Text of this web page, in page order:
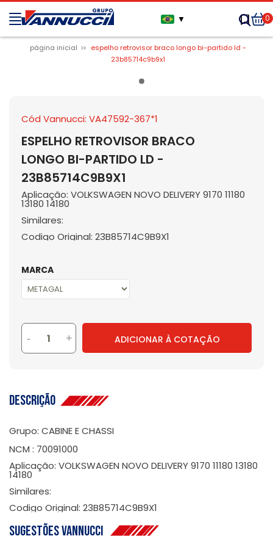
▼ 0
página inicial
espelho retrovisor braco longo bi-partido ld -
23b85714c9b9x1
Cód Vannucci: VA47592-367*1
ESPELHO RETROVISOR BRACO
LONGO BI-PARTIDO LD -
23B85714C9B9X1
Aplicação: VOLKSWAGEN NOVO DELIVERY 9170 11180
13180 14180
Similares:
Codigo Original: 23B85714C9B9X1
MARCA
- + ADICIONAR À COTAÇÃO
Descrição
Grupo: CABINE E CHASSI
NCM : 70091000
Aplicação: VOLKSWAGEN NOVO DELIVERY 9170 11180 13180
14180
Similares:
Codigo Original: 23B85714C9B9X1
Sugestões Vannucci